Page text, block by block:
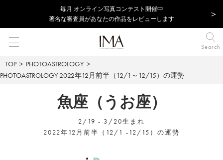
毎⽉ オンライン写真コンテスト開催中
著名な審査員があなたの作品をレビューします
Search
TOP
PHOTOASTROLOGY
PHOTOASTROLOGY 2022年12月前半（12/1～12/15）の運勢
魚座（うお座）
2/19 - 3/20生まれ
2022年12月前半（12/1 -12/15）の運勢